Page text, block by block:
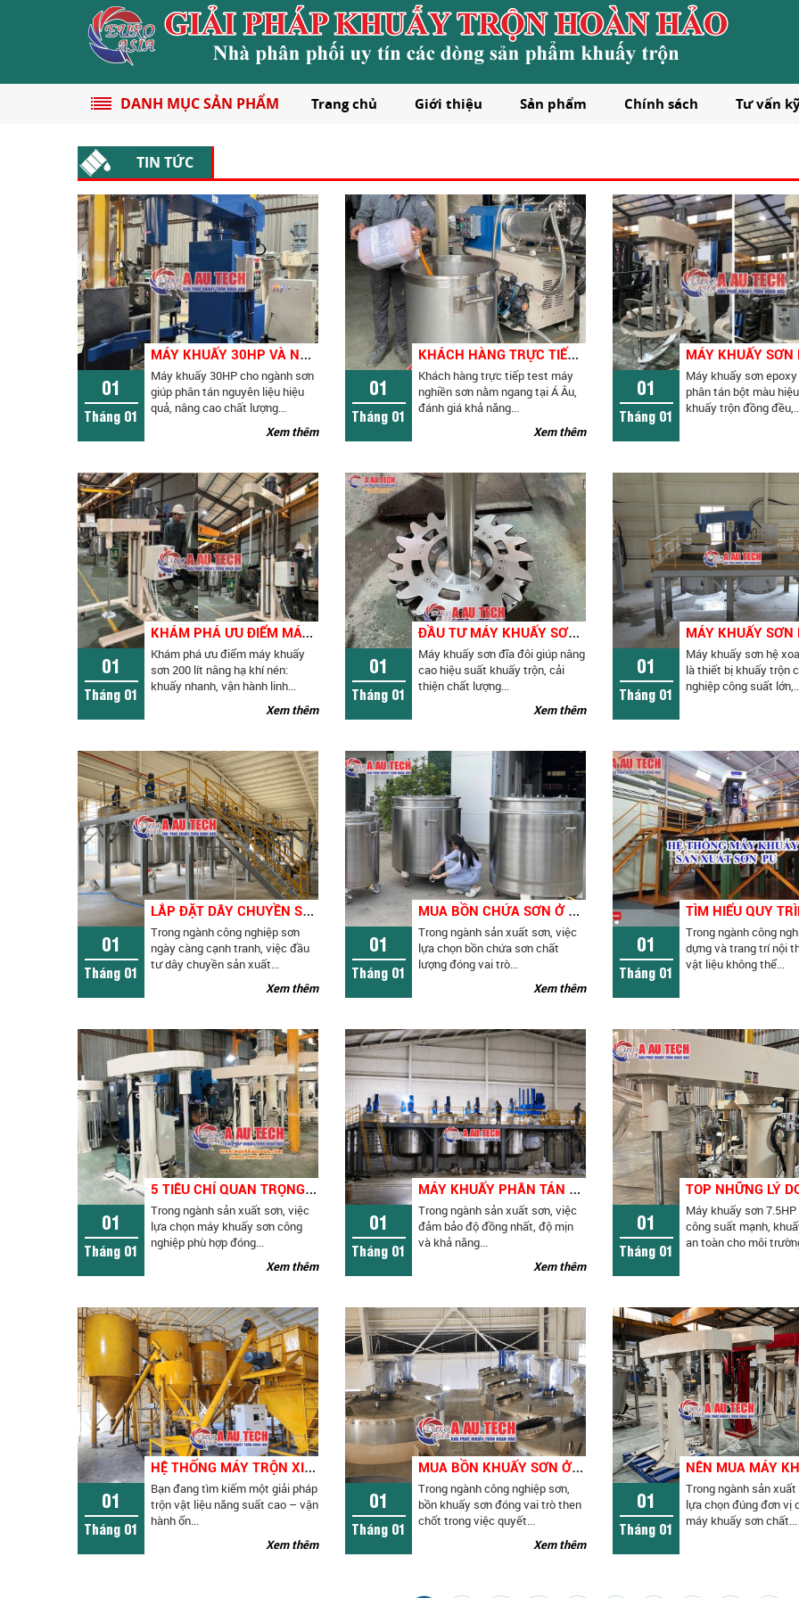
DANH MỤC SẢN PHẨM Trang chủ Giới thiệu Sản phẩm Chính sách Tư vấn
TIN TỨC
01
Tháng 01
M
ÁY KHUẤY 30HP VÀ NHỮNG LỢI ÍCH NỔI BẬT CHO NGÀNH SƠN
Máy khuấy 30HP cho ngành sơn
giúp phân tán nguyên liệu hiệu
quả, nâng cao chất lượng...
Xem thêm
01
Tháng 01
K
HÁCH HÀNG TRỰC TIẾP TEST MÁY NGHIỀN SƠN NẰM NGANG TẠI Á ÂU
Khách hàng trực tiếp test máy
nghiền sơn nằm ngang tại Á Âu,
đánh giá khả năng...
Xem thêm
01
Tháng 01
Máy khuấy sơn
phân tán bột màu
khuấy trộn đồng
01
Tháng 01
K
HÁM PHÁ ƯU ĐIỂM MÁY KHUẤY SƠN 200 LÍT NÂNG HẠ KHÍ NÉN
Khám phá ưu điểm máy khuấy
sơn 200 lít nâng hạ khí nén:
khuấy nhanh, vận hành linh...
Xem thêm
01
Tháng 01
Đ
ẦU TƯ MÁY KHUẤY SƠN ĐĨA ĐÔI CÓ MANG LẠI HIỆU QUẢ CAO?
Máy khuấy sơn đĩa đôi giúp nâng
cao hiệu suất khuấy trộn, cải
thiện chất lượng...
Xem thêm
01
Tháng 01
Máy khuấy sơn hệ
là thiết bị khuấy trộn
nghiệp công suất
01
Tháng 01
L
ẮP ĐẶT DÂY CHUYỀN SẢN XUẤT SƠN THEO YÊU CẦU - GIẢI PHÁP TỐI ƯU CHO NHÀ MÁY HIỆN ĐẠI
Trong ngành công nghiệp sơn
ngày càng cạnh tranh, việc đầu
tư dây chuyền sản xuất...
Xem thêm
01
Tháng 01
M
UA BỒN CHỨA SƠN Ở ĐÂU UY TÍN, GIÁ TỐT? KINH NGHIỆM CHỌN ĐÚNG NGAY TỪ ĐẦU
Trong ngành sản xuất sơn, việc
lựa chọn bồn chứa sơn chất
lượng đóng vai trò...
Xem thêm
01
Tháng 01
Trong ngành công
dựng và trang trí nội
vật liệu không thể...
01
Tháng 01
5
TIÊU CHÍ QUAN TRỌNG KHI ĐẦU TƯ MÁY KHUẤY SƠN CÔNG NGHIỆP
Trong ngành sản xuất sơn, việc
lựa chọn máy khuấy sơn công
nghiệp phù hợp đóng...
Xem thêm
01
Tháng 01
M
ÁY KHUẤY PHÂN TÁN SƠN KÈM CÁNH QUÉT THÀNH BỒN 5000 LÍT – GIẢI PHÁP TỐI ƯU CHO NGÀNH SƠN CÔNG NGHIỆP
Trong ngành sản xuất sơn, việc
đảm bảo độ đồng nhất, độ mịn
và khả năng...
Xem thêm
01
Tháng 01
Máy khuấy sơn 7.5HP
công suất mạnh,
an toàn cho môi
01
Tháng 01
H
Ệ THỐNG MÁY TRỘN XI MĂNG 2 TẦNG KÈM SILO CHỨA GIẢI PHÁP TỐI ƯU CHO SẢN XUẤT VẬT LIỆU XÂY DỰNG
Bạn đang tìm kiếm một giải pháp
trộn vật liệu năng suất cao – vận
hành ổn...
Xem thêm
01
Tháng 01
M
UA BỒN KHUẤY SƠN Ở ĐÂU UY TÍN? TIÊU CHÍ LỰA CHỌN BỒN KHUẤY KHÔNG THỂ BỎ QUA
Trong ngành công nghiệp sơn,
bồn khuấy sơn đóng vai trò then
chốt trong việc quyết...
Xem thêm
01
Tháng 01
Trong ngành sản
lựa chọn đúng đơn vị
máy khuấy sơn chất...